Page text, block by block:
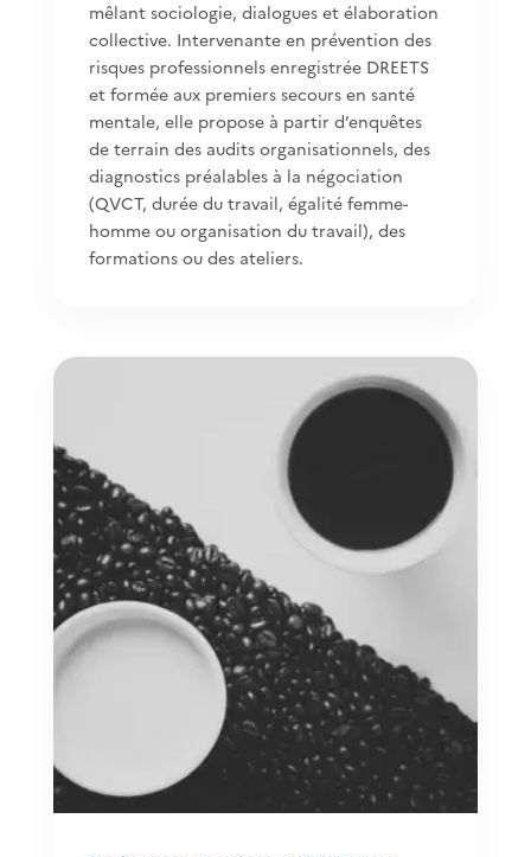
mêlant sociologie, dialogues et élaboration
collective. Intervenante en prévention des
risques professionnels enregistrée DREETS
et formée aux premiers secours en santé
mentale, elle propose à partir d’enquêtes
de terrain des audits organisationnels, des
diagnostics préalables à la négociation
(QVCT, durée du travail, égalité femme-
homme ou organisation du travail), des
formations ou des ateliers.